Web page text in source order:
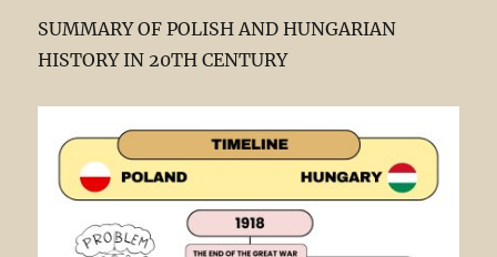
SUMMARY OF POLISH AND HUNGARIAN
HISTORY IN 20TH CENTURY